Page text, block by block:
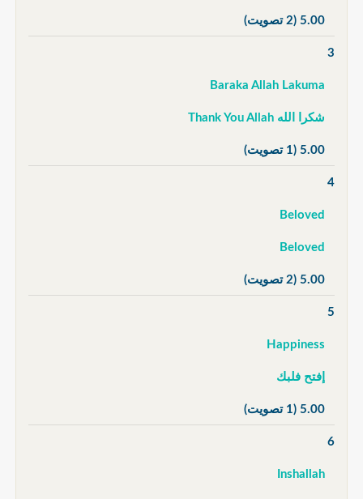
5.00 (2 تصويت)
3
Baraka Allah Lakuma
شكرا الله Thank You Allah
5.00 (1 تصويت)
4
Beloved
Beloved
5.00 (2 تصويت)
5
Happiness
إفتح فلبك
5.00 (1 تصويت)
6
Inshallah